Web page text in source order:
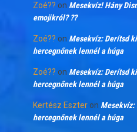
Zoé?? on Mesekvíz! Hány
emojikról? ??
Zoé?? on Mesekvíz: Derítsd
hercegnőnek lennél a húga
Zoé?? on Mesekvíz: Derítsd
hercegnőnek lennél a húga
Kertész Eszteron Mesekvíz:
hercegnőnek lennél a húga